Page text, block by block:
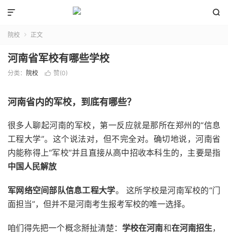


院校  正文
河南省军校有哪些学校
分类： 院校  赞(0)
河南省内的军校，到底有哪些？
很多人聊起河南的军校，第一反应就是那所在郑州的“信息
工程大学”。这个说法对，但不完全对。确切地说，河南省
内能称得上“军校”并且直接从高中招收本科生的，主要是指
中国人民解放
军网络空间部队信息工程大学。 这所学校是河南军校的“门
面担当”，但并不是河南考生报考军校的唯一选择。
咱们得先把一个概念掰扯清楚： 学校在河南和在河南招生，